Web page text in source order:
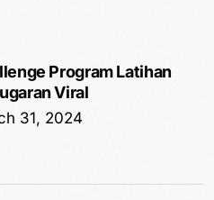
Program Latihan
Viral
31, 2024